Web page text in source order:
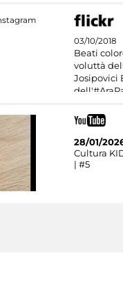
03/10/2018
Beati
voluttà
Josipovici
28/01/
Cultura
| #5